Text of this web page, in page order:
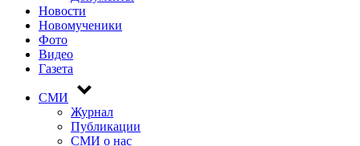
Новости
Новомученики
Фото
Видео
Газета
СМИ
Журнал
Публикации
СМИ о нас